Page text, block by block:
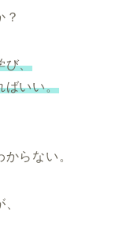
？
び、
ばいい。
らない。